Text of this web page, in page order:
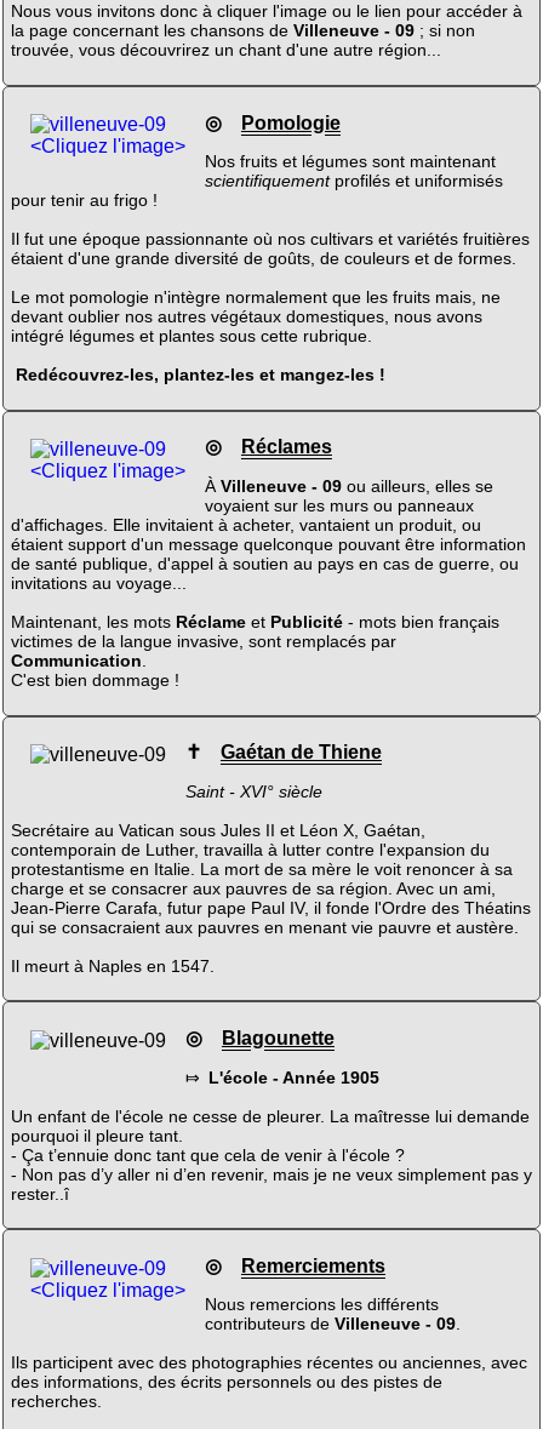
Nous vous invitons donc à cliquer l'image ou le lien pour accéder à
la page concernant les chansons de Villeneuve - 09; si non
trouvée, vous découvrirez un chant d'une autre région...
<Cliquez l'image>
◎ Pomologie
Nos fruits et légumes sont maintenant
scientifiquementprofilés et uniformisés
pour tenir au frigo !
Il fut une époque passionnante où nos cultivars et variétés fruitières
étaient d'une grande diversité de goûts, de couleurs et de formes.
Le mot pomologie n'intègre normalement que les fruits mais, ne
devant oublier nos autres végétaux domestiques, nous avons
intégré légumes et plantes sous cette rubrique.
Redécouvrez-les, plantez-les et mangez-les !
<Cliquez l'image>
◎ Réclames
À Villeneuve - 09ou ailleurs, elles se
voyaient sur les murs ou panneaux
d'affichages. Elle invitaient à acheter, vantaient un produit, ou
étaient support d'un message quelconque pouvant être information
de santé publique, d'appel à soutien au pays en cas de guerre, ou
invitations au voyage...
Maintenant, les mots Réclameet Publicité- mots bien français
victimes de la langue invasive, sont remplacés par
Communication
C'est bien dommage !
✝ Gaétan de Thiene
Saint - XVI° siècle
Secrétaire au Vatican sous Jules II et Léon X, Gaétan,
contemporain de Luther, travailla à lutter contre l'expansion du
protestantisme en Italie. La mort de sa mère le voit renoncer à sa
charge et se consacrer aux pauvres de sa région. Avec un ami,
Jean-Pierre Carafa, futur pape Paul IV, il fonde l'Ordre des Théatins
qui se consacraient aux pauvres en menant vie pauvre et austère.
Il meurt à Naples en 1547.
◎ Blagounette
⤇ L'école - Année 1905
Un enfant de l'école ne cesse de pleurer. La maîtresse lui demande
pourquoi il pleure tant.
- Ça t’ennuie donc tant que cela de venir à l'école ?
- Non pas d’y aller ni d’en revenir, mais je ne veux simplement pas y
rester..î
<Cliquez l'image>
◎ Remerciements
Nous remercions les différents
contributeurs de Villeneuve - 09.
Ils participent avec des photographies récentes ou anciennes, avec
des informations, des écrits personnels ou des pistes de
recherches.